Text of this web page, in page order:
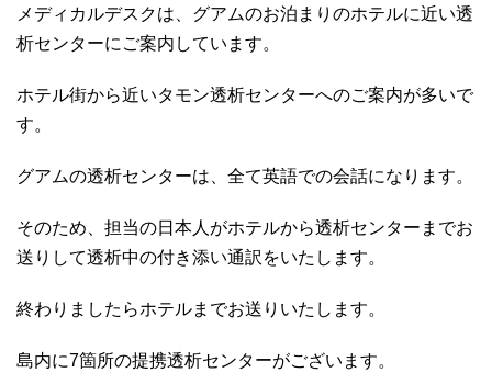
メディカルデスクは、グアムのお泊まりのホテルに近い透
析センターにご案内しています。
ホテル街から近いタモン透析センターへのご案内が多いで
す。
グアムの透析センターは、全て英語での会話になります。
そのため、担当の日本人がホテルから透析センターまでお
送りして透析中の付き添い通訳をいたします。
終わりましたらホテルまでお送りいたします。
島内に7箇所の提携透析センターがございます。